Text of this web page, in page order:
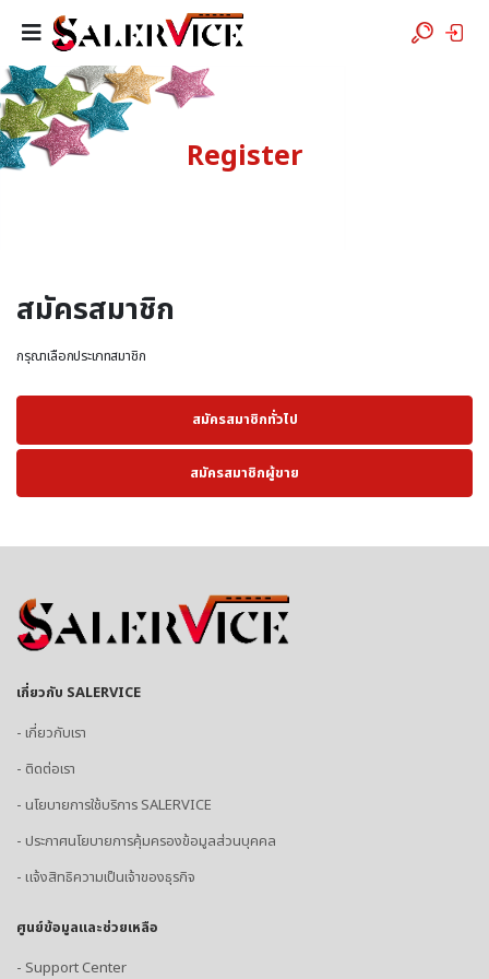
Register
สมัครสมาชิก
กรุณาเลือกประเภทสมาชิก
สมัครสมาชิกทั่วไป
สมัครสมาชิกผู้ขาย
เกี่ยวกับ SALERVICE
- เกี่ยวกับเรา
- ติดต่อเรา
- นโยบายการใช้บริการ SALERVICE
- ประกาศนโยบายการคุ้มครองข้อมูลส่วนบุคคล
- แจ้งสิทธิความเป็นเจ้าของธุรกิจ
ศูนย์ข้อมูลและช่วยเหลือ
- Support Center